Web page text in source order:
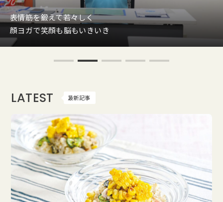
表情筋を鍛えて若々しく
顔ヨガで笑顔も脳もいきいき
LATEST 最新記事